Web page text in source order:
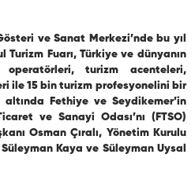
ve Sanat Merkezi’nde bu yıl
Turizm Fuarı, Türkiye ve dünyanın
turizm acenteleri,
ile 15 bin turizm profesyonelini bir
Fethiye ve Seydikemer’in
ve Sanayi Odası’nı (FTSO)
Osman Çıralı, Yönetim Kurulu
Kaya ve Süleyman Uysal